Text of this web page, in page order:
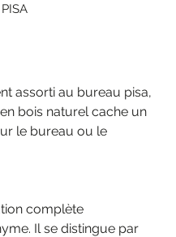
assorti au bureau pisa,
bois naturel cache un
le bureau ou le
complète
Il se distingue par